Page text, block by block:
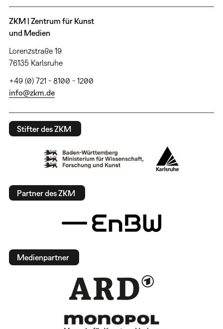
ZKM | Zentrum für Kunst
und Medien
Lorenzstraße 19
76135 Karlsruhe
+49 (0) 721 - 8100 - 1200
info@zkm.de
Stifter des ZKM
Partner des ZKM
Medienpartner